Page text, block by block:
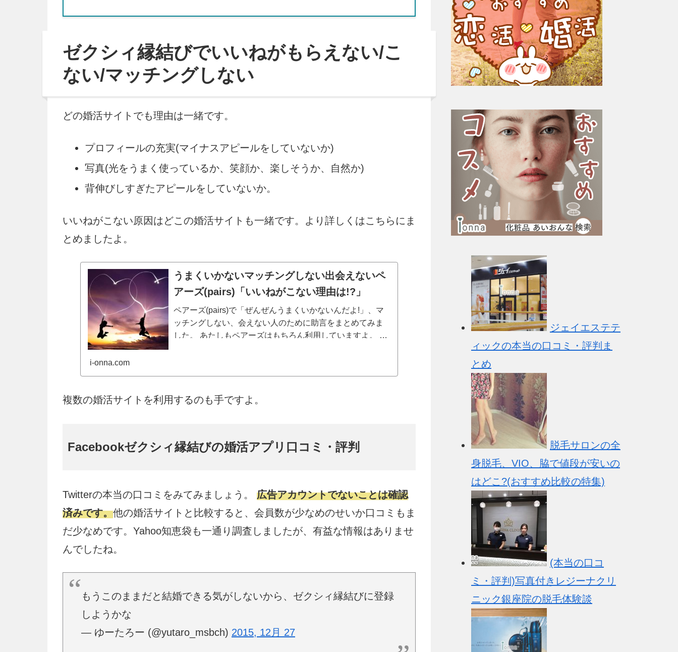
ゼクシィ縁結びでいいねがもらえない/こ
ない/マッチングしない
どの婚活サイトでも理由は一緒です。
プロフィールの充実(マイナスアピールをしていないか)
写真(光をうまく使っているか、笑顔か、楽しそうか、自然か)
背伸びしすぎたアピールをしていないか。
いいねがこない原因はどこの婚活サイトも一緒です。より詳しくはこちらにま
とめましたよ。
うまくいかないマッチングしない出会えないペ
アーズ(pairs)「いいねがこない理由は!?」
ペアーズ(pairs)で「ぜんぜんうまくいかないんだよ!」、マ
ッチングしない、会えない人のために助言をまとめてみま
した。 あたしもペアーズはもちろん利用していますよ。 う
i-onna.com
複数の婚活サイトを利用するのも手ですよ。
Facebookゼクシィ縁結びの婚活アプリ口コミ・評判
Twitterの本当の口コミをみてみましょう。 広告アカウントでないことは確認
済みです。他の婚活サイトと比較すると、会員数が少なめのせいか口コミもま
だ少なめです。Yahoo知恵袋も一通り調査しましたが、有益な情報はありませ
んでしたね。
もうこのままだと結婚できる気がしないから、ゼクシィ縁結びに登録
しようかな
— ゆーたろー (@yutaro_msbch) 2015, 12月 27
ジェイエステテ
ィックの本当の口コミ・評判ま
とめ
脱毛サロンの全
身脱毛、VIO、脇で値段が安いの
はどこ?(おすすめ比較の特集)
(本当の口コ
ミ・評判)写真付きレジーナクリ
ニック銀座院の脱毛体験談